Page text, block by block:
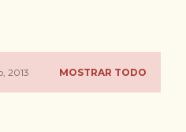
2013 MOSTRAR TODO